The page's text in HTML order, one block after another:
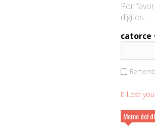
Por
dígitos:
catorce
Lost
Meme del